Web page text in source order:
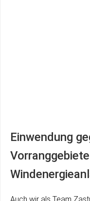
Einwendung
Auch wir als Team